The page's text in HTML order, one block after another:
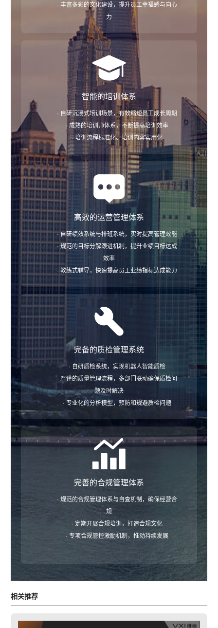
· 丰富多彩的文化建设，提升员工幸福感与向心
力
智能的培训体系
· 自研沉浸式培训场景，有效缩短员工成长周期
· 成熟的培训师体系，不断提高培训效率
· 培训流程标准化、培训内容实用化
高效的运营管理体系
· 自研绩效系统与排班系统，实时提高管理效能
· 规范的目标分解跟进机制，提升业绩目标达成
效率
· 教练式辅导，快速提高员工业绩指标达成能力
完备的质检管理系统
· 自研质检系统，实现机器人智能质检
· 严谨的质量管理流程，多部门联动确保质检问
题及时解决
· 专业化的分析模型，预防和规避质检问题
完善的合规管理体系
· 规范的合规管理体系与自查机制，确保经营合
规
· 定期开展合规培训，打造合规文化
· 专项合规管控激励机制，推动持续发展
相关推荐